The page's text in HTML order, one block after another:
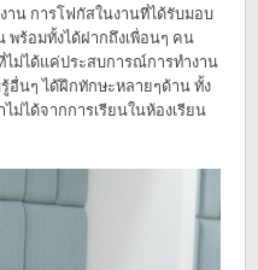
าน การโฟกัสในงานที่ได้รับมอบ
พร้อมทั้งได้ฝากถึงเพื่อนๆ คน
ไม่ได้แค่ประสบการณ์การทำงาน
อื่นๆ ได้ฝึกทักษะหลายๆด้าน ทั้ง
ม่ได้จากการเรียนในห้องเรียน